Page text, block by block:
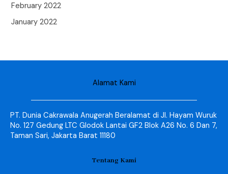
February 2022
January 2022
Alamat Kami
PT. Dunia Cakrawala Anugerah Beralamat di Jl. Hayam Wuruk
No. 127 Gedung LTC Glodok Lantai GF2 Blok A26 No. 6 Dan 7,
Taman Sari, Jakarta Barat 11180
Tentang Kami